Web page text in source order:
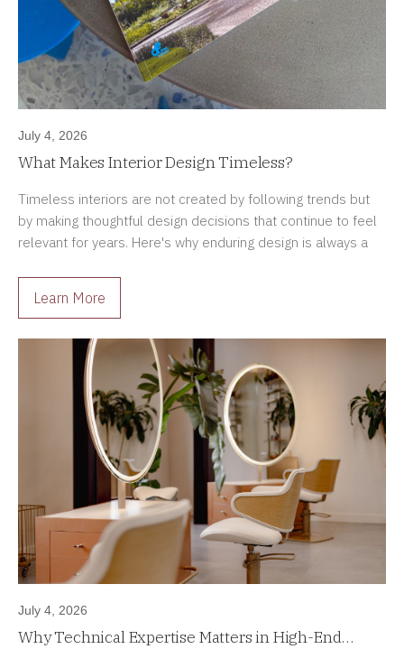
July 4, 2026
What Makes Interior Design Timeless?
Timeless interiors are not created by following trends but
by making thoughtful design decisions that continue to feel
relevant for years. Here's why enduring design is always a
Learn More
July 4, 2026
Why Technical Expertise Matters in High-End